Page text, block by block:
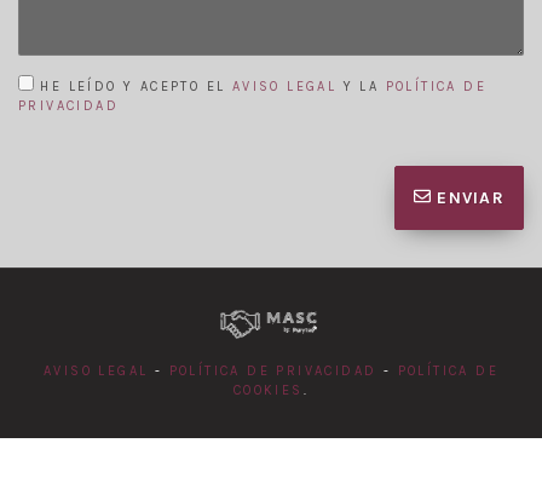
HE LEÍDO Y ACEPTO EL AVISO LEGAL Y LA
POLÍTICA DE
PRIVACIDAD
ENVIAR
AVISO LEGAL - POLÍTICA DE PRIVACIDAD -
POLÍTICA DE
COOKIES .